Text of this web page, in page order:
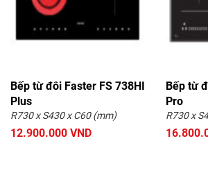
Bếp từ đôi Faster FS 738HI
Plus
R730 x S430 x C60 (mm)
12.900.000 VND
Bếp từ
Pro
R730 x